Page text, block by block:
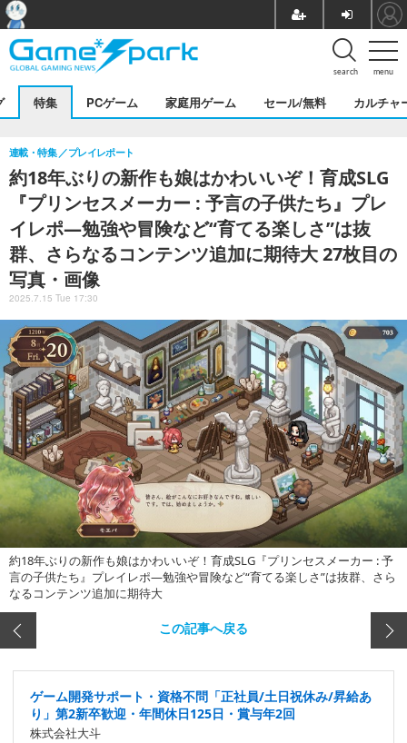
menu
search
特集 PCゲーム 家庭用ゲーム セール/無料 カルチャ
約18年ぶりの新作も娘はかわいいぞ！育成SLG
『プリンセスメーカー : 予言の子供たち』プレ
イレポ―勉強や冒険など“育てる楽しさ”は抜
群、さらなるコンテンツ追加に期待大 27枚目の
写真・画像
連載・特集 プレイレポート
2025.7.15 Tue 17:30
約18年ぶりの新作も娘はかわいいぞ！育成SLG『プリンセスメーカー : 予
言の子供たち』プレイレポ―勉強や冒険など“育てる楽しさ”は抜群、さら
なるコンテンツ追加に期待大
この記事へ戻る
ゲーム開発サポート・資格不問「正社員/土日祝休み/昇給あ
り」第2新卒歓迎・年間休日125日・賞与年2回
株式会社大斗